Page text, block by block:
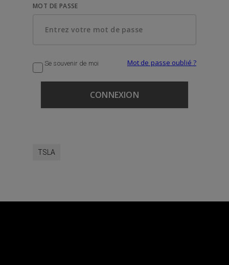
MOT DE PASSE
Se souvenir de moi Mot de passe oublié ?
TSLA